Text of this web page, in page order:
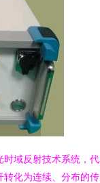
域反射技术系统，
化为连续、分布的